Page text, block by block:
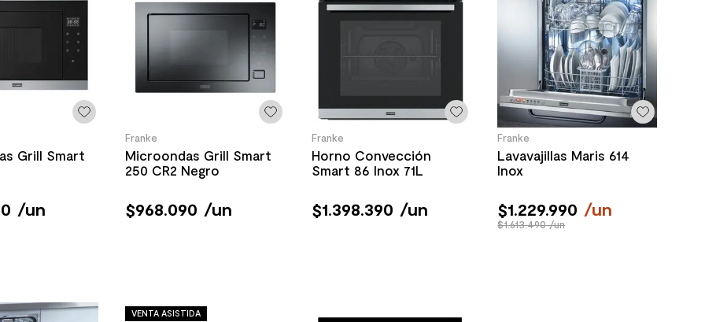
Grill Smart
/un
Franke
Microondas Grill Smart
250 CR2 Negro
$968.090 /un
Franke
Horno Convección
Smart 86 Inox 71L
$1.398.390 /un
Franke
Lavavajillas Maris 614
Inox
$1.229.990 /un
$1.613.490 /un
VENTA ASISTIDA